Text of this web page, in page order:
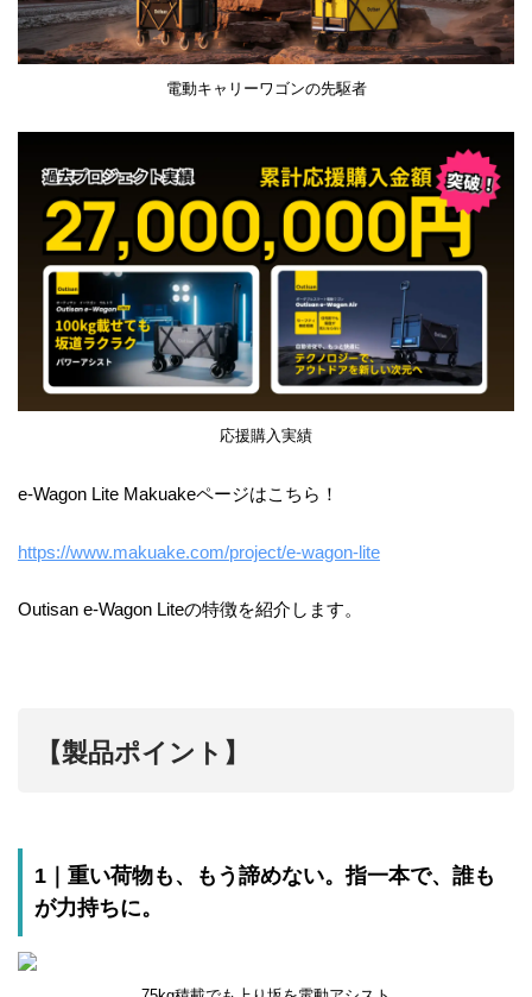
電動キャリーワゴンの先駆者
応援購入実績
e-Wagon Lite Makuakeページはこちら！
https://www.makuake.com/project/e-wagon-lite
Outisan e-Wagon Liteの特徴を紹介します。
【製品ポイント】
1｜重い荷物も、もう諦めない。指一本で、誰も
が力持ちに。